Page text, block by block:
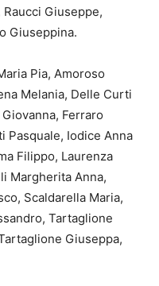
Giuseppe,
Giuseppina.
Pia, Amoroso
Melania, Delle Curti
Ferraro
Pasquale, Iodice Anna
Filippo, Laurenza
Margherita Anna,
Scaldarella Maria,
Tartaglione
Giuseppa,